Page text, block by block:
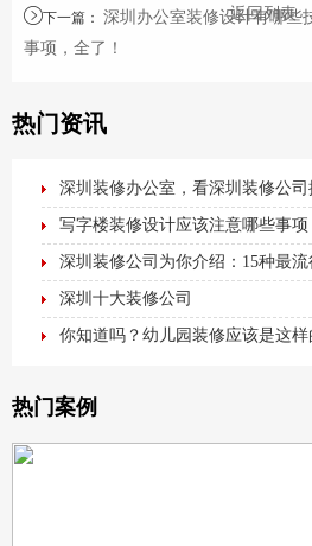
下一篇 ： 深圳办公室装修设计有哪些
事项，全了！
返回列表
热门资讯
写字楼装修设计应该注意哪些事项
深圳装修公司为你介绍：15种最
深圳十大装修公司
你知道吗？幼儿园装修应该是这样
热门案例